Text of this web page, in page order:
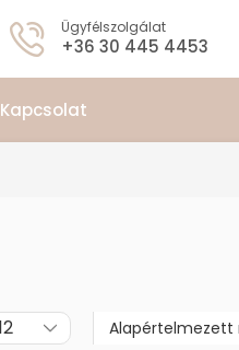
Ügyfélszolgálat
+36 30 445 4453
Kapcsolat